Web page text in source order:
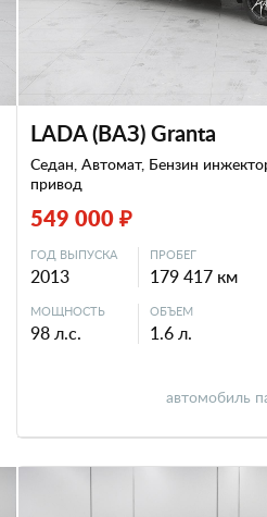
LADA (ВАЗ) Granta
Седан, Автомат, Бензин
привод
549 000 ₽
ГОД ВЫПУСКА
2013
ПРОБЕГ
179 417 км
МОЩНОСТЬ
98 л.с.
ОБЪЕМ
1.6 л.
автомобиль